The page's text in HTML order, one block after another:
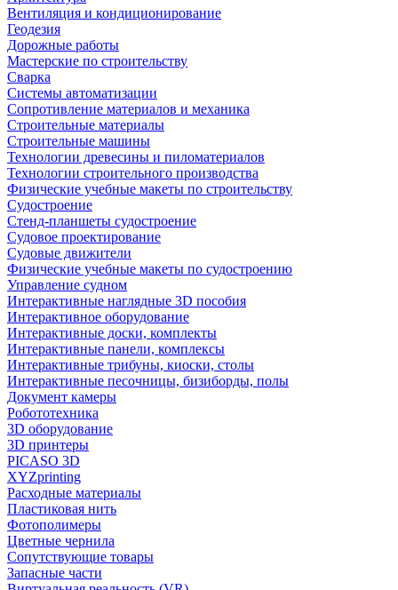
Вентиляция и кондиционирование
Геодезия
Дорожные работы
Мастерские по строительству
Сварка
Системы автоматизации
Сопротивление материалов и механика
Строительные материалы
Строительные машины
Технологии древесины и пиломатериалов
Технологии строительного производства
Физические учебные макеты по строительству
Судостроение
Стенд-планшеты судостроение
Судовое проектирование
Судовые движители
Физические учебные макеты по судостроению
Управление судном
Интерактивные наглядные 3D пособия
Интерактивное оборудование
Интерактивные доски, комплекты
Интерактивные панели, комплексы
Интерактивные трибуны, киоски, столы
Интерактивные песочницы, бизиборды, полы
Документ камеры
Робототехника
3D оборудование
3D принтеры
PICASO 3D
XYZprinting
Расходные материалы
Пластиковая нить
Фотополимеры
Цветные чернила
Сопутствующие товары
Запасные части